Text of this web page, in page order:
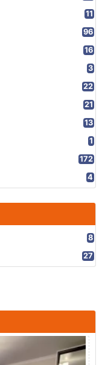
11
96
16
3
22
21
13
1
172
4
8
27